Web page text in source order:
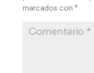
marcados con *